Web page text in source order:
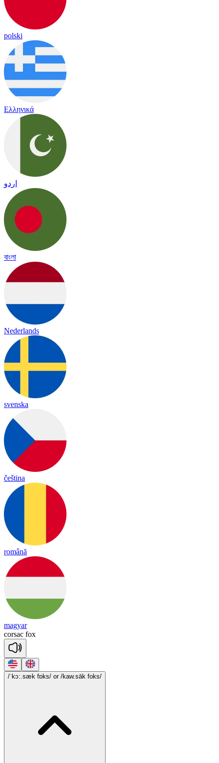
polski
Ελληνικά
اردو
বাংলা
Nederlands
svenska
čeština
română
magyar
corsac fox
/ˈkɔ:.sæk fɒks/ or /kaw.sāk foks/